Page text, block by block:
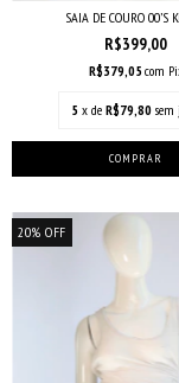
SAIA DE COURO 00’S
R$399,00
R$379,05com
5 x de R$79,80 sem
20% OFF